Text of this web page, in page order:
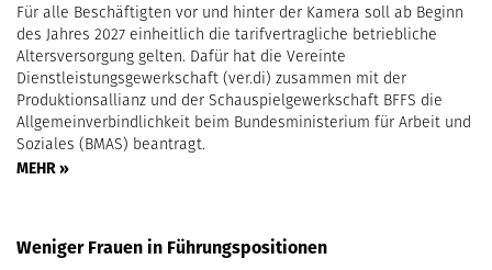
Für alle Beschäftigten vor und hinter der Kamera soll ab Beginn
des Jahres 2027 einheitlich die tarifvertragliche betriebliche
Altersversorgung gelten. Dafür hat die Vereinte
Dienstleistungsgewerkschaft (ver.di) zusammen mit der
Produktionsallianz und der Schauspielgewerkschaft BFFS die
Allgemeinverbindlichkeit beim Bundesministerium für Arbeit und
Soziales (BMAS) beantragt.
MEHR »
Weniger Frauen in Führungspositionen